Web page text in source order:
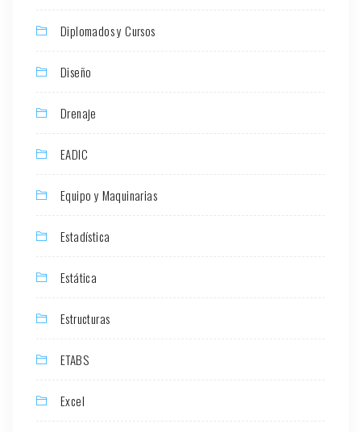
Diplomados y Cursos
Diseño
Drenaje
EADIC
Equipo y Maquinarias
Estadística
Estática
Estructuras
ETABS
Excel